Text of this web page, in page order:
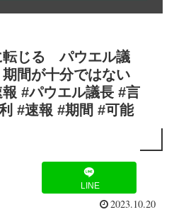
転じる パウエル議
間が十分ではない
#パウエル議長 #言
#速報 #期間 #可能
LINE
2023.10.20